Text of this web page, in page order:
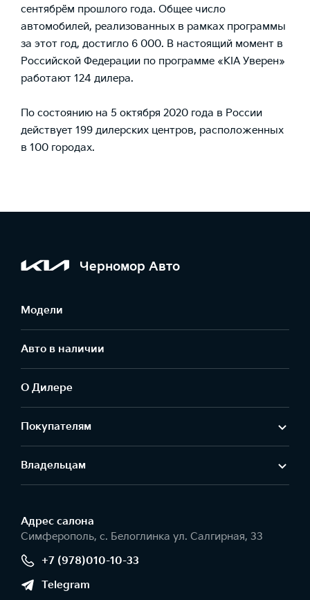
сентябрём прошлого года. Общее число
автомобилей, реализованных в рамках программы
за этот год, достигло 6 000. В настоящий момент в
Российской Федерации по программе «KIA Уверен»
работают 124 дилера.
По состоянию на 5 октября 2020 года в России
действует 199 дилерских центров, расположенных
в 100 городах.
Черномор Авто
Модели
Авто в наличии
О Дилере
Покупателям
Владельцам
Адрес салонa
Симферополь, с. Белоглинка ул. Салгирная, 33
+7 (978)010-10-33
Telegram